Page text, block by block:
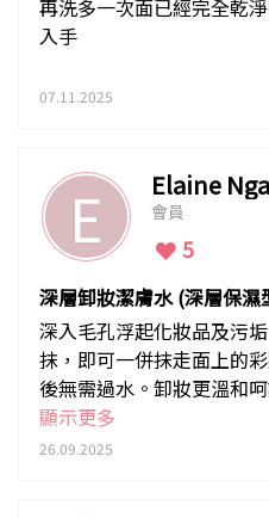
再洗多一次面已經完全乾
入手
07.11.2025
E Elaine
會員
5
深層卸妝潔膚水 (深層保濕
深入毛孔浮起化妝品及污
抹，即可一併抹走面上的
後無需過水。卸妝更溫和
酸，卸妝同時深層保濕。
顯示更多
26.09.2025